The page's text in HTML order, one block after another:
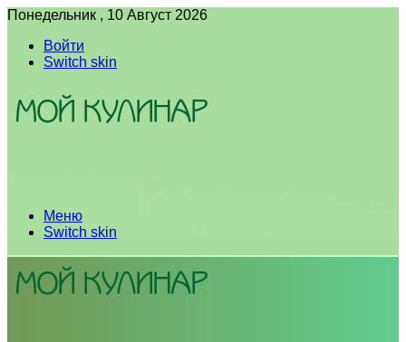
Понедельник , 10 Август 2026
Войти
Switch skin
Меню
Switch skin